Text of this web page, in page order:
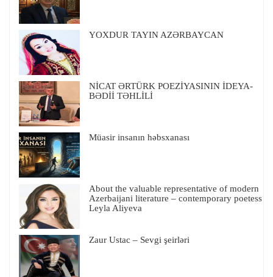
YOXDUR TAYIN AZƏRBAYCAN
NİCAT ƏRTÜRK POEZİYASININ İDEYA-
BƏDİİ TƏHLİLİ
Müasir insanın həbsxanası
About the valuable representative of modern
Azerbaijani literature – contemporary poetess
Leyla Aliyeva
Zaur Ustac – Sevgi şeirləri